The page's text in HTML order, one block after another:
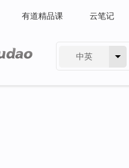
有道精品课 云笔记
中英